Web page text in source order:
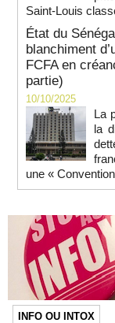
Saint-Louis
État du
blanchiment
FCFA en
partie)
10/10/2025
La
la
une «
INFO OU INTOX